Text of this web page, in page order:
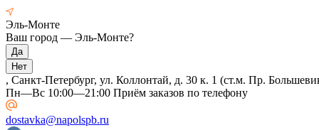
Эль-Монте
Ваш город — Эль-Монте?
, Санкт-Петербург, ул. Коллонтай, д. 30 к. 1 (ст.м. Пр.
Пн—Вс 10:00—21:00 Приём заказов по телефону
dostavka@napolspb.ru